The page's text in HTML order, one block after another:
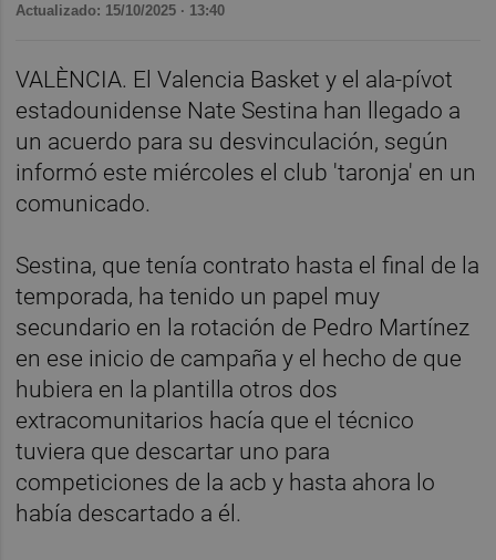
Actualizado: 15/10/2025 · 13:40
VALÈNCIA. El Valencia Basket y el ala-pívot
estadounidense Nate Sestina han llegado a
un acuerdo para su desvinculación, según
informó este miércoles el club 'taronja' en un
comunicado.
Sestina, que tenía contrato hasta el final de la
temporada, ha tenido un papel muy
secundario en la rotación de Pedro Martínez
en ese inicio de campaña y el hecho de que
hubiera en la plantilla otros dos
extracomunitarios hacía que el técnico
tuviera que descartar uno para
competiciones de la acb y hasta ahora lo
había descartado a él.